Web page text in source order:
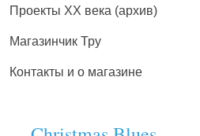
Проекты XX века (архив)
Магазинчик Тру
Контакты и о магазине